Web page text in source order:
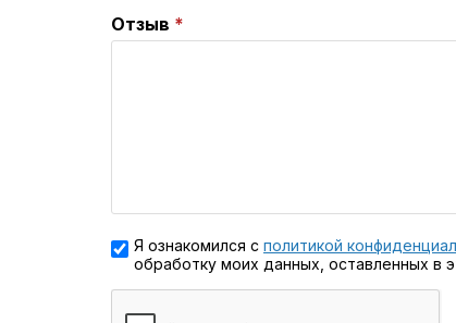
Отзыв
Я ознакомился с политикой
обработку моих данных, оставленных в